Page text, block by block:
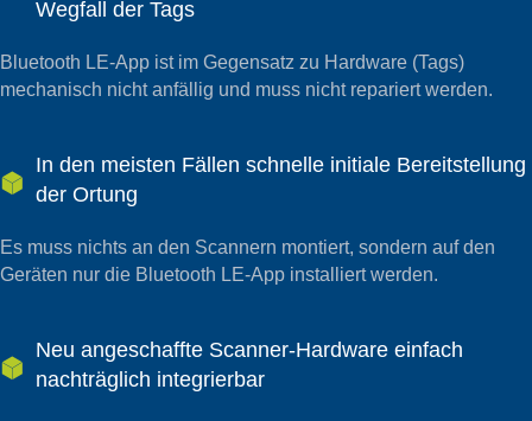
Wegfall der Tags
Bluetooth LE-App ist im Gegensatz zu Hardware (Tags)
mechanisch nicht anfällig und muss nicht repariert werden.
In den meisten Fällen schnelle initiale Bereitstellung
der Ortung
Es muss nichts an den Scannern montiert, sondern auf den
Geräten nur die Bluetooth LE-App installiert werden.
Neu angeschaffte Scanner-Hardware einfach
nachträglich integrierbar